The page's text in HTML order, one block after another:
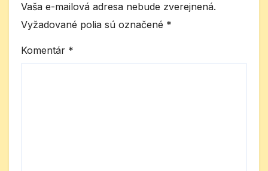
Vaša e-mailová adresa nebude zverejnená.
Vyžadované polia sú označené *
Komentár *